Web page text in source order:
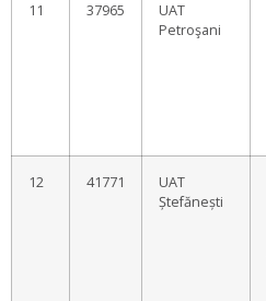
11 37965
UAT
Petroşani
12 41771
UAT
Ștefănești